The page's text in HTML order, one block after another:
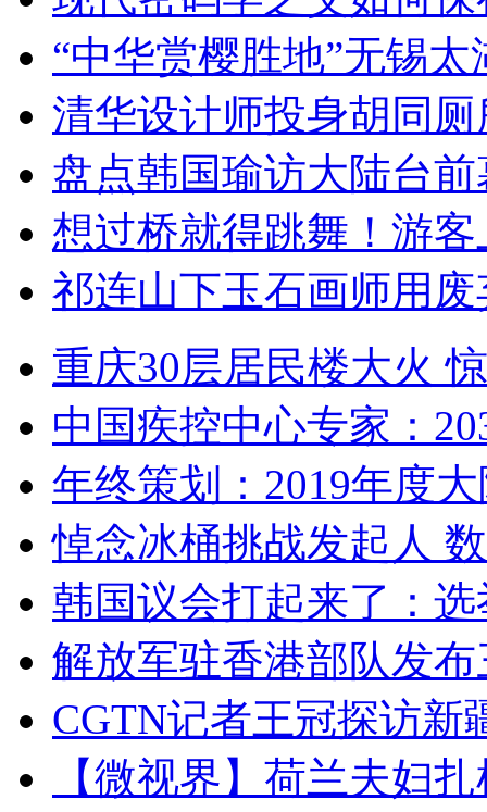
“中华赏樱胜地”无锡
清华设计师投身胡同
盘点韩国瑜访大陆台
想过桥就得跳舞！游客
祁连山下玉石画师用
重庆30层居民楼大火
中国疾控中心专家：
年终策划：2019年度
悼念冰桶挑战发起人
韩国议会打起来了：
解放军驻香港部队发
CGTN记者王冠探访新
【微视界】荷兰夫妇